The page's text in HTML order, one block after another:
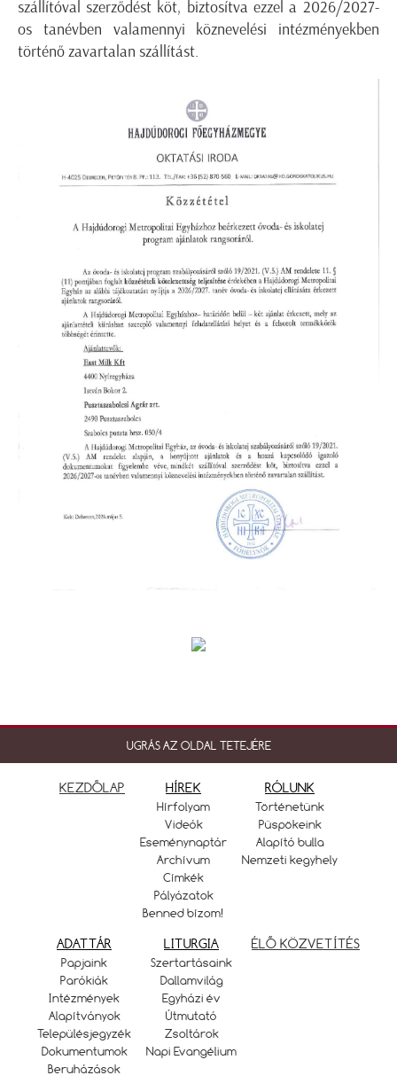
szállítóval szerződést köt, biztosítva ezzel a 2026/2027-
os tanévben valamennyi köznevelési intézményekben
történő zavartalan szállítást.
UGRÁS AZ OLDAL TETEJÉRE
KEZDŐLAP HÍREK
Hírfolyam
Videók
Eseménynaptár
Archívum
Címkék
Pályázatok
Benned bízom!
RÓLUNK
Történetünk
Püspökeink
Alapító bulla
Nemzeti kegyhely
ADATTÁR
Papjaink
Parókiák
Intézmények
Alapítványok
Településjegyzék
Dokumentumok
Beruházások
LITURGIA
Szertartásaink
Dallamvilág
Egyházi év
Útmutató
Zsoltárok
Napi Evangélium
ÉLŐ KÖZVETÍTÉS